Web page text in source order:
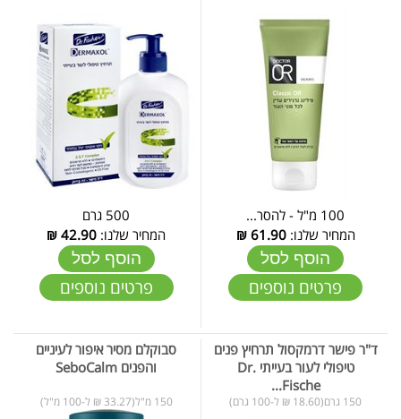
100 מ"ל - להסר...
המחיר שלנו:61.90
₪
הוסף לסל
פרטים נוספים
500 גרם
המחיר שלנו: 42.90
₪
הוסף לסל
פרטים נוספים
ד"ר פישר דרמקסול תרחיץ פנים
טיפולי לעור בעייתי Dr.
Fische...
150 גרם(18.60 ₪ ל-100 גרם)
סבוקלם מסיר איפור לעיניים
והפנים SeboCalm
150 מ"ל(33.27 ₪ ל-100 מ"ל)